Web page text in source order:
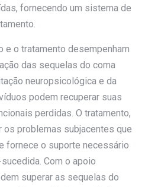
fornecendo um sistema de
e o tratamento desempenham
das sequelas do coma
neuropsicológica e da
podem recuperar suas
perdidas. O tratamento,
os problemas subjacentes que
fornece o suporte necessário
Com o apoio
superar as sequelas do